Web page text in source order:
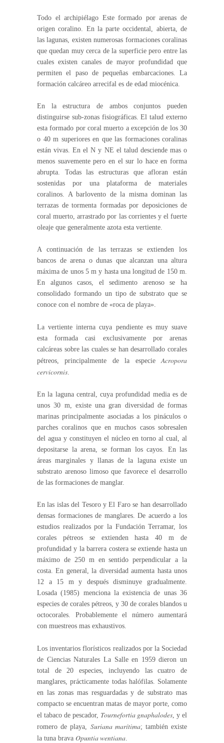
Todo el archipiélago Este formado por arenas de
origen coralino. En la parte occidental, abierta, de
las lagunas, existen numerosas formaciones coralinas
que quedan muy cerca de la superficie pero entre las
cuales existen canales de mayor profundidad que
permiten el paso de pequeñas embarcaciones. La
formación calcáreo arrecifal es de edad miocénica.
En la estructura de ambos conjuntos pueden
distinguirse sub-zonas fisiográficas. El talud externo
esta formado por coral muerto a excepción de los 30
o 40 m superiores en que las formaciones coralinas
están vivas. En el N y NE el talud desciende mas o
menos suavemente pero en el sur lo hace en forma
abrupta. Todas las estructuras que afloran están
sostenidas por una plataforma de materiales
coralinos. A barlovento de la misma dominan las
terrazas de tormenta formadas por deposiciones de
coral muerto, arrastrado por las corrientes y el fuerte
oleaje que generalmente azota esta vertiente.
A continuación de las terrazas se extienden los
bancos de arena o dunas que alcanzan una altura
máxima de unos 5 m y hasta una longitud de 150 m.
En algunos casos, el sedimento arenoso se ha
consolidado formando un tipo de substrato que se
conoce con el nombre de «roca de playa».
La vertiente interna cuya pendiente es muy suave
esta formada casi exclusivamente por arenas
calcáreas sobre las cuales se han desarrollado corales
pétreos, principalmente de la especie Acropora
cervicornis
En la laguna central, cuya profundidad media es de
unos 30 m, existe una gran diversidad de formas
marinas principalmente asociadas a los pináculos o
parches coralinos que en muchos casos sobresalen
del agua y constituyen el núcleo en torno al cual, al
depositarse la arena, se forman los cayos. En las
áreas marginales y llanas de la laguna existe un
substrato arenoso limoso que favorece el desarrollo
de las formaciones de manglar.
En las islas del Tesoro y El Faro se han desarrollado
densas formaciones de manglares. De acuerdo a los
estudios realizados por la Fundación Terramar, los
corales pétreos se extienden hasta 40 m de
profundidad y la barrera costera se extiende hasta un
máximo de 250 m en sentido perpendicular a la
costa. En general, la diversidad aumenta hasta unos
12 a 15 m y después disminuye gradualmente.
Losada (1985) menciona la existencia de unas 36
especies de corales pétreos, y 30 de corales blandos u
octocorales. Probablemente el número aumentará
con muestreos mas exhaustivos.
Los inventarios florísticos realizados por la Sociedad
de Ciencias Naturales La Salle en 1959 dieron un
total de 20 especies, incluyendo las cuatro de
manglares, prácticamente todas halófilas. Solamente
en las zonas mas resguardadas y de substrato mas
compacto se encuentran matas de mayor porte, como
el tabaco de pescador, Tournefortia gnaphalodes , y el
romero de playa, Suriana marítima; también existe
la tuna brava Opuntia wentiana